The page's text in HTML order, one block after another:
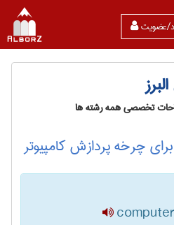
عضویت
تخصصی همه رشته ها
چرخه پردازش کامپیوتر